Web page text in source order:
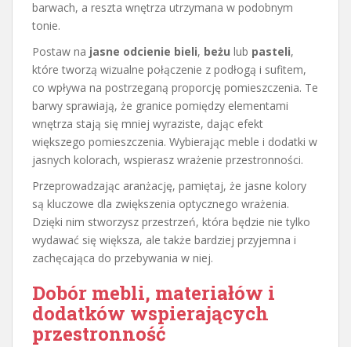
barwach, a reszta wnętrza utrzymana w podobnym
tonie.
Postaw na jasne odcienie bieli, beżu lub pasteli,
które tworzą wizualne połączenie z podłogą i sufitem,
co wpływa na postrzeganą proporcję pomieszczenia. Te
barwy sprawiają, że granice pomiędzy elementami
wnętrza stają się mniej wyraziste, dając efekt
większego pomieszczenia. Wybierając meble i dodatki w
jasnych kolorach, wspierasz wrażenie przestronności.
Przeprowadzając aranżację, pamiętaj, że jasne kolory
są kluczowe dla zwiększenia optycznego wrażenia.
Dzięki nim stworzysz przestrzeń, która będzie nie tylko
wydawać się większa, ale także bardziej przyjemna i
zachęcająca do przebywania w niej.
Dobór mebli, materiałów i
dodatków wspierających
przestronność